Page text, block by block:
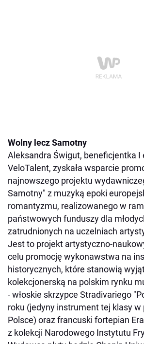
Wolny lecz Samotny
Aleksandra Świgut, beneficjentka I
VeloTalent, zyskała wsparcie
najnowszego projektu
Samotny" z muzyką epoki
romantyzmu, realizowanego w
państwowych funduszy dla
zatrudnionych na uczelniach
Jest to projekt artystyczno-
celu promocję wykonawstwa na
historycznych, które stanowią
kolekcjonerską na polskim rynku
- włoskie skrzypce Stradivariego
roku (jedyny instrument tej klasy w
Polsce) oraz francuski fortepian
z kolekcji Narodowego Instytutu